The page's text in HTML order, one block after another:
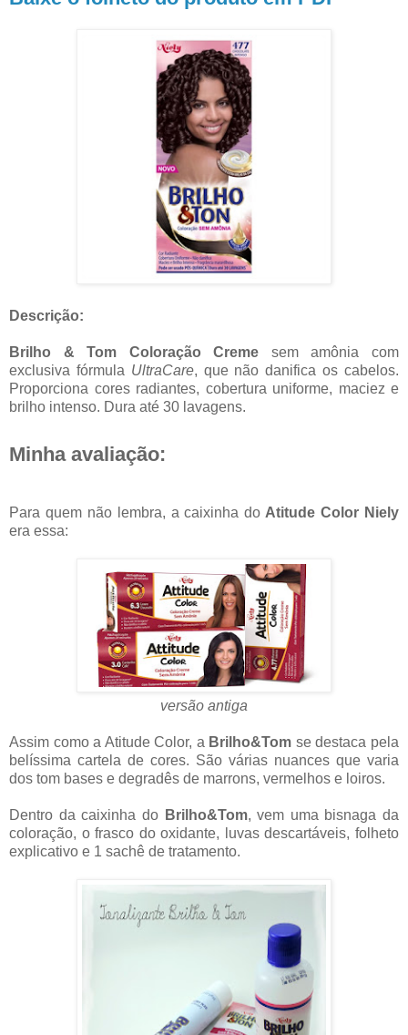
Descrição:
Brilho & Tom Coloração Creme sem amônia com
exclusiva fórmula UltraCare, que não danifica os cabelos.
Proporciona cores radiantes, cobertura uniforme, maciez e
brilho intenso. Dura até 30 lavagens.
Minha avaliação:
Para quem não lembra, a caixinha do Atitude Color Niely
era essa:
versão antiga
Assim como a Atitude Color, a Brilho&Tom se destaca pela
belíssima cartela de cores. São várias nuances que varia
dos tom bases e degradês de marrons, vermelhos e loiros.
Dentro da caixinha do Brilho&Tom, vem uma bisnaga da
coloração, o frasco do oxidante, luvas descartáveis, folheto
explicativo e 1 sachê de tratamento.